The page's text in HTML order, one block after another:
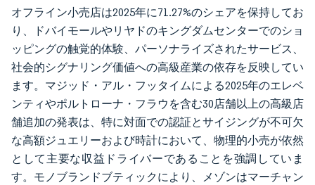
オフライン小売店は2025年に71.27%のシェアを保持してお
り、ドバイモールやリヤドのキングダムセンターでのショ
ッピングの触覚的体験、パーソナライズされたサービス、
社会的シグナリング価値への高級産業の依存を反映してい
ます。マジッド・アル・フッタイムによる2025年のエレベ
ンティやポルトローナ・フラウを含む30店舗以上の高級店
舗追加の発表は、特に対面での認証とサイジングが不可欠
な高額ジュエリーおよび時計において、物理的小売が依然
として主要な収益ドライバーであることを強調していま
す。モノブランドブティックにより、メゾンはマーチャン